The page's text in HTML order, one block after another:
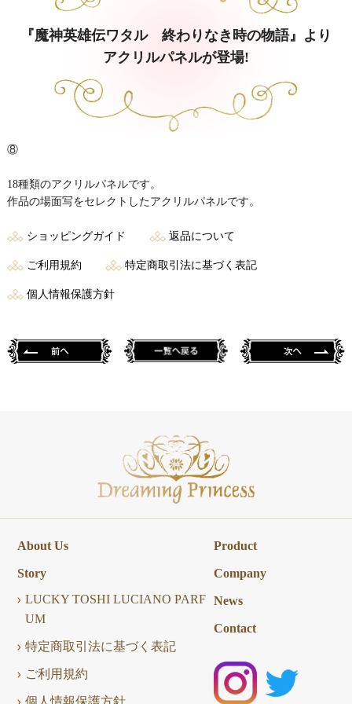
『魔神英雄伝ワタル 終わりなき時の物語』より
アクリルパネルが登場!
⑧
18種類のアクリルパネルです。
作品の場面写をセレクトしたアクリルパネルです。
ショッピングガイド 返品について
ご利用規約 特定商取引法に基づく表記
個人情報保護方針
About Us
Story
LUCKY TOSHI LUCIANO PARF
UM
特定商取引法に基づく表記
ご利用規約
Product
Company
News
Contact